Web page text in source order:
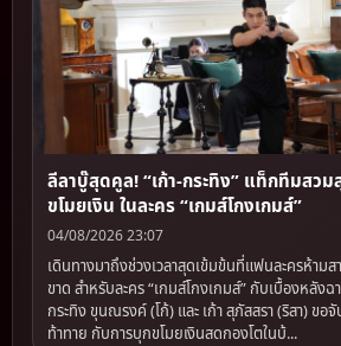
ลีลาบู๊สุดคูล! “เก้า-กระทิง” แท็กทีมสวม
ขโมยเงิน ในละคร “เกมส์โกงเกมส์”
04/08/2026 23:07
เดินทางมาถึงช่วงเวลาสุดเข้มข้นที่แฟนละครห้าม
ขาด สำหรับละคร “เกมส์โกงเกมส์” กับเบื้องหลัง
กระทิง ขุนณรงค์ (โก้) และ เก้า สุภัสสรา (ริสา) ขอ
ท้าทาย กับการบุกขโมยเงินสดกองโตในบ้...